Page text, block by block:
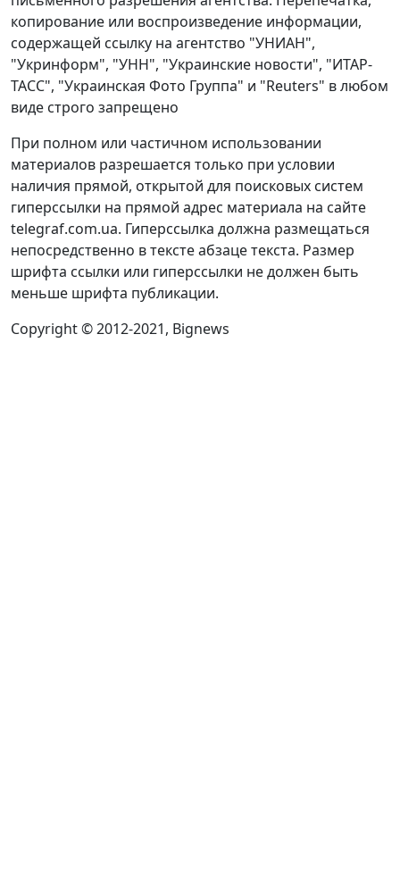
копирование или воспроизведение информации,
содержащей ссылку на агентство "УНИАН",
"Укринформ", "УНН", "Украинские новости", "ИТАР-
ТАСС", "Украинская Фото Группа" и "Reuters" в любом
виде строго запрещено
При полном или частичном использовании
материалов разрешается только при условии
наличия прямой, открытой для поисковых систем
гиперссылки на прямой адрес материала на сайте
telegraf.com.ua. Гиперссылка должна размещаться
непосредственно в тексте абзаце текста. Размер
шрифта ссылки или гиперссылки не должен быть
меньше шрифта публикации.
Copyright © 2012-2021, Bignews